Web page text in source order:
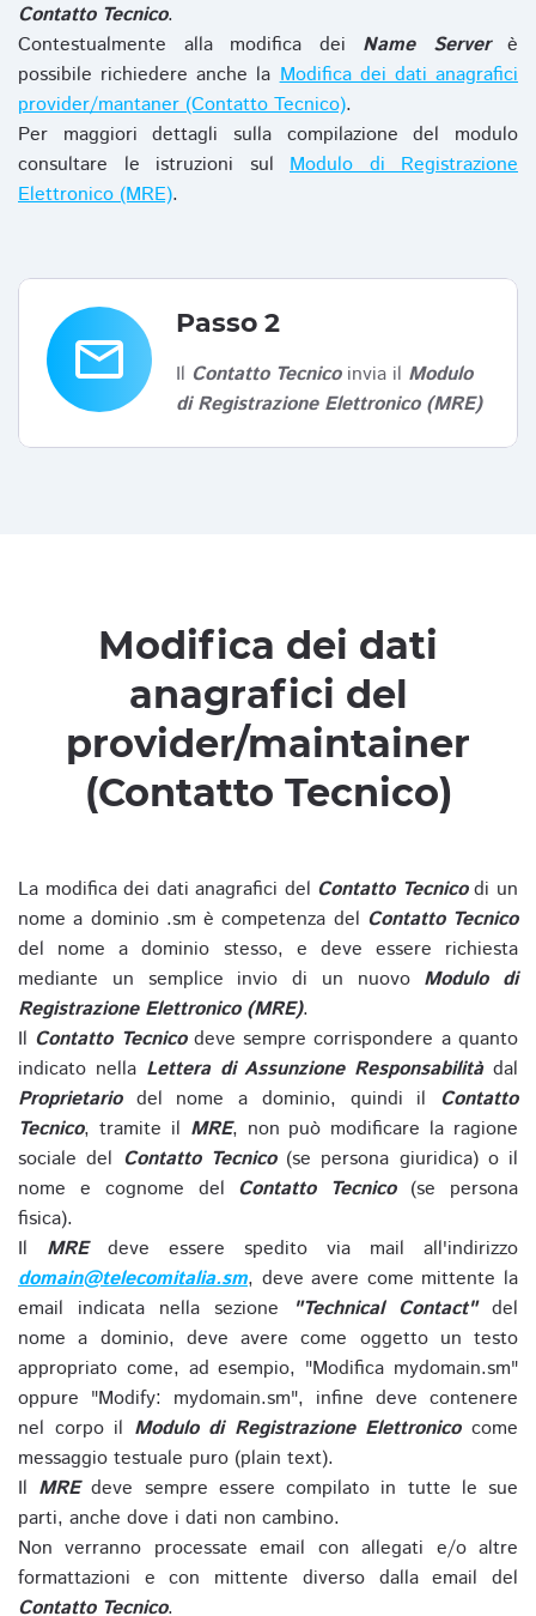
Contatto Tecnico.
Contestualmente alla modifica dei Name Serverè
possibile richiedere anche laModifica dei dati anagrafici
provider/mantaner (Contatto Tecnico).
Per maggiori dettagli sulla compilazione del modulo
consultare le istruzioni sul Modulo di Registrazione
Elettronico (MRE).
email
Passo 2
Il Contatto Tecnicoinvia il Modulo
di Registrazione Elettronico (MRE)
Modifica dei dati
anagrafici del
provider/maintainer
(Contatto Tecnico)
La modifica dei dati anagrafici del Contatto Tecnicodi un
nome a dominio .sm è competenza del Contatto Tecnico
del nome a dominio stesso, e deve essere richiesta
mediante un semplice invio di un nuovo Modulo di
Registrazione Elettronico (MRE).
Il Contatto Tecnicodeve sempre corrispondere a quanto
indicato nella Lettera di Assunzione Responsabilitàdal
Proprietariodel nome a dominio, quindi il Contatto
Tecnico, tramite il MRE, non può modificare la ragione
sociale del Contatto Tecnico(se persona giuridica) o il
nome e cognome del Contatto Tecnico(se persona
fisica).
Il MREdeve essere spedito via mail all'indirizzo
domain@telecomitalia.sm, deve avere come mittente la
email indicata nella sezione
"Technical Contact"del
nome a dominio, deve avere come oggetto un testo
appropriato come, ad esempio, "Modifica mydomain.sm"
oppure "Modify: mydomain.sm", infine deve contenere
nel corpo il Modulo di Registrazione Elettronicocome
messaggio testuale puro (plain text).
Il MREdeve sempre essere compilato in tutte le sue
parti, anche dove i dati non cambino.
Non verranno processate email con allegati e/o altre
formattazioni e con mittente diverso dalla email del
Contatto Tecnico.